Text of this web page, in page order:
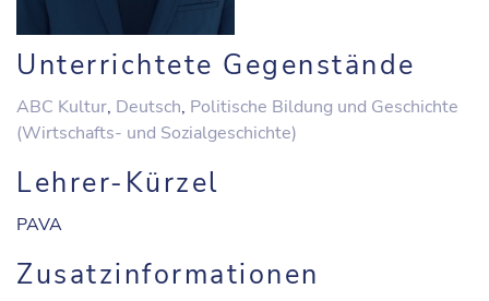
Unterrichtete Gegenstände
ABC Kultur, Deutsch, Politische Bildung und Geschichte
(Wirtschafts- und Sozialgeschichte)
Lehrer-Kürzel
PAVA
Zusatzinformationen